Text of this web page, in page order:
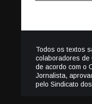
Todos os textos
colaboradores de
de acordo com o
Jornalista,
pelo Sindicato